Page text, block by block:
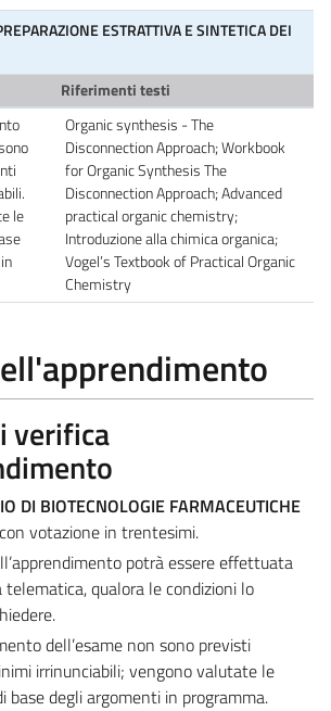
ESTRATTIVA E SINTETICA DEI
Riferimenti testi
le
Organic synthesis - The
Disconnection Approach; Workbook
for Organic Synthesis The
Disconnection Approach; Advanced
practical organic chemistry;
Introduzione alla chimica organica;
Vogel’s Textbook of Practical Organic
Chemistry
verifica
DI BIOTECNOLOGIE FARMACEUTICHE
votazione in trentesimi.
potrà essere effettuata
telematica, qualora le condizioni lo
dell’esame non sono previsti
irrinunciabili; vengono valutate le
base degli argomenti in programma.